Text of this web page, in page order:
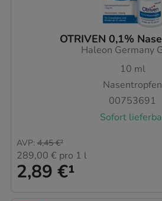
OTRIVEN 0,1%
Haleon Germany
10 ml
Nasentropfen
00753691
Sofort
2,89 €¹
AVP: 4,45 €²
289,00 € pro 1 l